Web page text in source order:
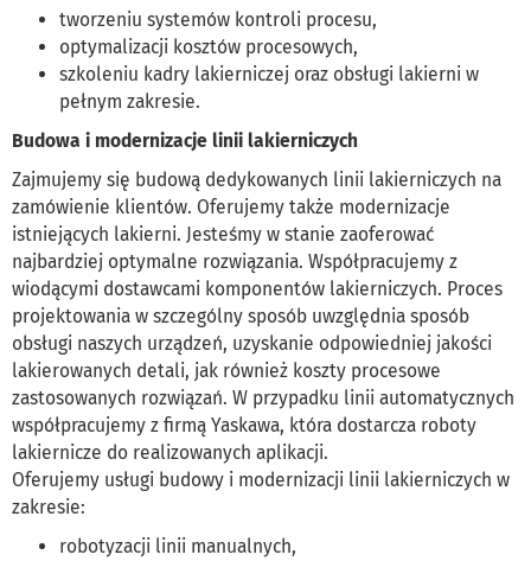
tworzeniu systemów kontroli procesu,
optymalizacji kosztów procesowych,
szkoleniu kadry lakierniczej oraz obsługi lakierni w
pełnym zakresie.
Budowa i modernizacje linii lakierniczych
Zajmujemy się budową dedykowanych linii lakierniczych na
zamówienie klientów. Oferujemy także modernizacje
istniejących lakierni. Jesteśmy w stanie zaoferować
najbardziej optymalne rozwiązania. Współpracujemy z
wiodącymi dostawcami komponentów lakierniczych. Proces
projektowania w szczególny sposób uwzględnia sposób
obsługi naszych urządzeń, uzyskanie odpowiedniej jakości
lakierowanych detali, jak również koszty procesowe
zastosowanych rozwiązań. W przypadku linii automatycznych
współpracujemy z firmą Yaskawa, która dostarcza roboty
lakiernicze do realizowanych aplikacji.
Oferujemy usługi budowy i modernizacji linii lakierniczych w
zakresie:
robotyzacji linii manualnych,